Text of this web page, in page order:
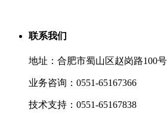
联系我们
地址：合肥市蜀山区赵岗路100号
业务咨询：0551-65167366
技术支持：0551-65167838